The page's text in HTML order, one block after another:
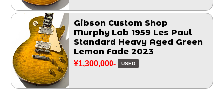
Gibson Custom Shop
Murphy Lab 1959 Les Paul
Standard Heavy Aged Green
Lemon Fade 2023
¥1,300,000- USED